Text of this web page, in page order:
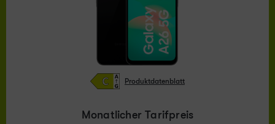
Produktdatenblatt
Monatlicher Tarifpreis